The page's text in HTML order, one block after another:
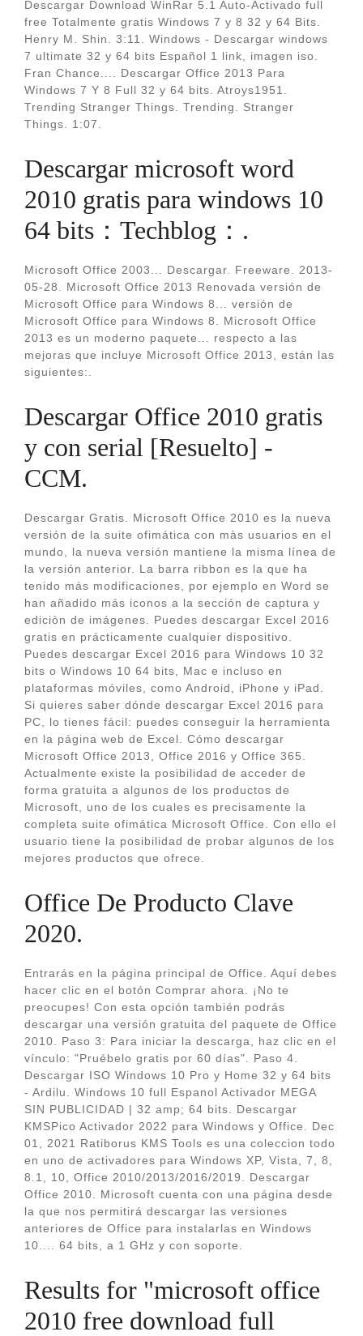
Descargar Download WinRar 5.1 Auto-Activado full
free Totalmente gratis Windows 7 y 8 32 y 64 Bits.
Henry M. Shin. 3:11. Windows - Descargar windows
7 ultimate 32 y 64 bits Español 1 link, imagen iso.
Fran Chance.... Descargar Office 2013 Para
Windows 7 Y 8 Full 32 y 64 bits. Atroys1951.
Trending Stranger Things. Trending. Stranger
Things. 1:07.
Descargar microsoft word
2010 gratis para windows 10
64 bits：Techblog：.
Microsoft Office 2003... Descargar. Freeware. 2013-
05-28. Microsoft Office 2013 Renovada versión de
Microsoft Office para Windows 8... versión de
Microsoft Office para Windows 8. Microsoft Office
2013 es un moderno paquete... respecto a las
mejoras que incluye Microsoft Office 2013, están las
siguientes:.
Descargar Office 2010 gratis
y con serial [Resuelto] -
CCM.
Descargar Gratis. Microsoft Office 2010 es la nueva
versión de la suite ofimática con màs usuarios en el
mundo, la nueva versión mantiene la misma línea de
la versión anterior. La barra ribbon es la que ha
tenido más modificaciones, por ejemplo en Word se
han añadido más iconos a la sección de captura y
ediciòn de imágenes. Puedes descargar Excel 2016
gratis en prácticamente cualquier dispositivo.
Puedes descargar Excel 2016 para Windows 10 32
bits o Windows 10 64 bits, Mac e incluso en
plataformas móviles, como Android, iPhone y iPad.
Si quieres saber dónde descargar Excel 2016 para
PC, lo tienes fácil: puedes conseguir la herramienta
en la página web de Excel. Cómo descargar
Microsoft Office 2013, Office 2016 y Office 365.
Actualmente existe la posibilidad de acceder de
forma gratuita a algunos de los productos de
Microsoft, uno de los cuales es precisamente la
completa suite ofimática Microsoft Office. Con ello el
usuario tiene la posibilidad de probar algunos de los
mejores productos que ofrece.
Office De Producto Clave
2020.
Entrarás en la página principal de Office. Aquí debes
hacer clic en el botón Comprar ahora. ¡No te
preocupes! Con esta opción también podrás
descargar una versión gratuita del paquete de Office
2010. Paso 3: Para iniciar la descarga, haz clic en el
vínculo: "Pruébelo gratis por 60 días". Paso 4.
Descargar ISO Windows 10 Pro y Home 32 y 64 bits
- Ardilu. Windows 10 full Espanol Activador MEGA
SIN PUBLICIDAD | 32 amp; 64 bits. Descargar
KMSPico Activador 2022 para Windows y Office. Dec
01, 2021 Ratiborus KMS Tools es una coleccion todo
en uno de activadores para Windows XP, Vista, 7, 8,
8.1, 10, Office 2010/2013/2016/2019. Descargar
Office 2010. Microsoft cuenta con una página desde
la que nos permitirá descargar las versiones
anteriores de Office para instalarlas en Windows
10.... 64 bits, a 1 GHz y con soporte.
Results for "microsoft office
2010 free download full